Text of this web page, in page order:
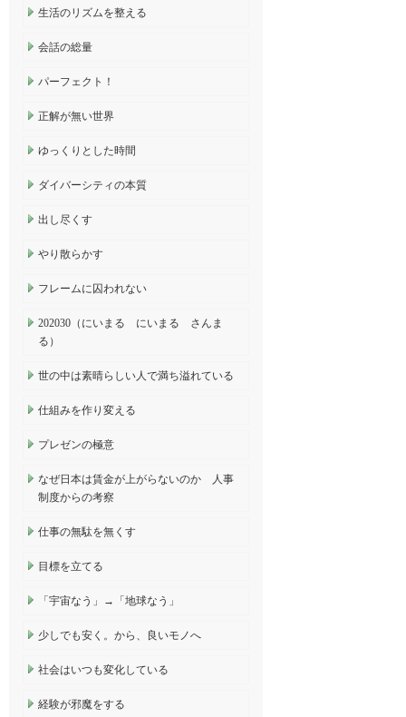
生活のリズムを整える
会話の総量
パーフェクト！
正解が無い世界
ゆっくりとした時間
ダイバーシティの本質
出し尽くす
やり散らかす
フレームに囚われない
202030（にいまる にいまる さんま
る）
世の中は素晴らしい人で満ち溢れている
仕組みを作り変える
プレゼンの極意
なぜ日本は賃金が上がらないのか 人事
制度からの考察
仕事の無駄を無くす
目標を立てる
「宇宙なう」→「地球なう」
少しでも安く。から、良いモノへ
社会はいつも変化している
経験が邪魔をする